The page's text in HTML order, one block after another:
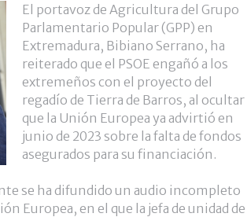
El portavoz de Agricultura del Grupo
Parlamentario Popular (GPP) en
Extremadura, Bibiano Serrano, ha
reiterado que el PSOE engañó a los
extremeños con el proyecto del
regadío de Tierra de Barros, al ocultar
que la Unión Europea ya advirtió en
junio de 2023 sobre la falta de fondos
asegurados para su financiación.
se ha difundido un audio incompleto
Europea, en el que la jefa de unidad de